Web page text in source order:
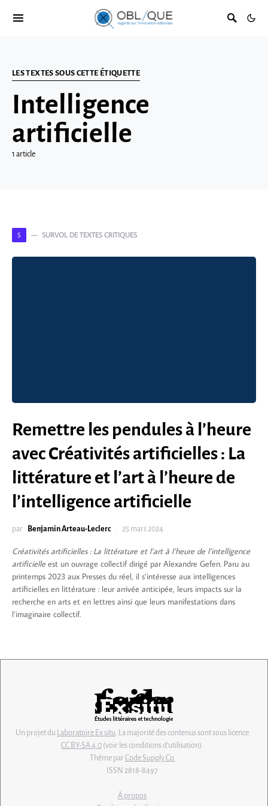
LES TEXTES SOUS CETTE ÉTIQUETTE
Intelligence
artificielle
1 article
S SURVOL DE TEXTES CRITIQUES
Remettre les pendules à l’heure
avec Créativités artificielles : La
littérature et l’art à l’heure de
l’intelligence artificielle
par Benjamin Arteau-Leclerc 25 mars 2024
Créativités artificielles : La littérature et l’art à l’heure de l’intelligence
artificielleest un ouvrage collectif dirigé par Alexandre Gefen. Paru au
printemps 2023 aux Presses du réel, il s’intéresse aux intelligences
artificielles en littérature : leur arrivée anticipée, leurs impacts sur la
recherche en arts et en lettres ainsi que leurs manifestations dans
l’imaginaire collectif.
Un projet du Laboratoire Ex situ. La majorité des contenus sont sous licence
CC BY-SA 4.0 (voir les conditions d'utilisation).
Thème parCode Supply Co.
ISSN 2818-8497
À propos